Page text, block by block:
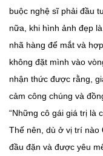
buộc nghệ sĩ phải đầu
nữa, khi hình ảnh đẹp
nhã hàng để mắt và
không đặt mình vào
nhận thức được rằng,
cảm công chúng và
“Những cô gái giá trị là
Thế nên, dù ở vị trí nào
đầu đặn và được yêu